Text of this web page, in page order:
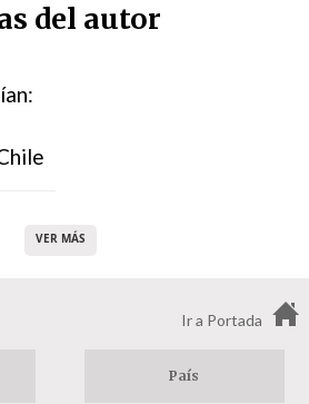
del autor
VER MÁS
Ir a Portada
País